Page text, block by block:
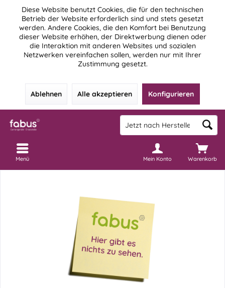
Diese Website benutzt Cookies, die für den technischen
Betrieb der Website erforderlich sind und stets gesetzt
werden. Andere Cookies, die den Komfort bei Benutzung
dieser Website erhöhen, der Direktwerbung dienen oder
die Interaktion mit anderen Websites und sozialen
Netzwerken vereinfachen sollen, werden nur mit Ihrer
Zustimmung gesetzt.
Ablehnen Alle akzeptieren Konfigurieren
Warenkorb
Mein Konto
Menü